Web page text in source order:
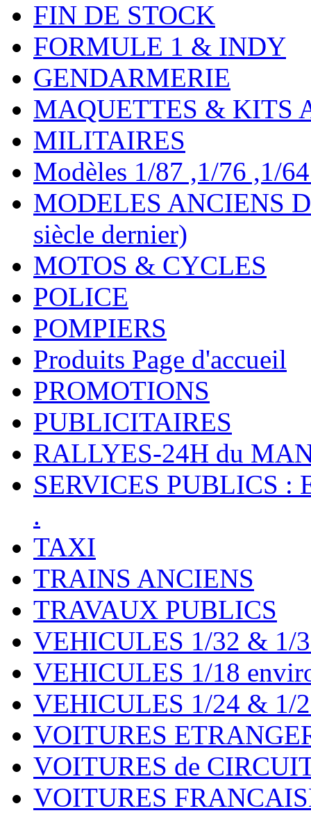
FIN DE STOCK
FORMULE 1 & INDY
GENDARMERIE
MAQUETTES & KITS
MILITAIRES
Modèles 1/87 ,1/76 ,1/
MODELES ANCIENS
siècle dernier)
MOTOS & CYCLES
POLICE
POMPIERS
Produits Page d'accueil
PROMOTIONS
PUBLICITAIRES
RALLYES-24H du
SERVICES PUBLICS :
.
TAXI
TRAINS ANCIENS
TRAVAUX PUBLICS
VEHICULES 1/32 & 1/
VEHICULES 1/18
VEHICULES 1/24 & 1/
VOITURES
VOITURES de
VOITURES